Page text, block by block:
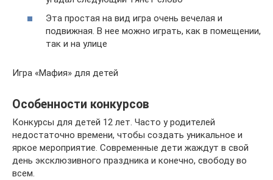
Эта простая на вид игра очень вечелая и
подвижная. В нее можно играть, как в помещении,
так и на улице
Игра «Мафия» для детей
Особенности конкурсов
Конкурсы для детей 12 лет. Часто у родителей
недостаточно времени, чтобы создать уникальное и
яркое мероприятие. Современные дети жаждут в свой
день эксклюзивного праздника и конечно, свободу во
всем.